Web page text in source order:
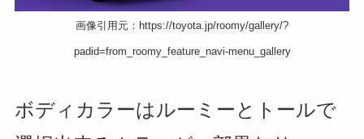
画像引用元：https://toyota.jp/roomy/gallery/?
padid=from_roomy_feature_navi-menu_gallery
ボディカラーはルーミーとトールで